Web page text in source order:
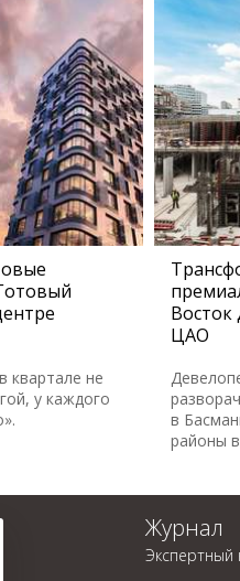
квартале не
у каждого
Восток
ЦАО
в
районы
Журнал
Экспертный